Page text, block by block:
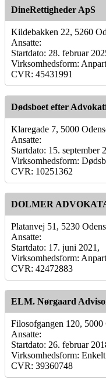
DineRettigheder ApS
Kildebakken 22, 5260
Ansatte:
Startdato: 28. februar
Virksomhedsform:
CVR: 45431991
Dødsboet efter
Klaregade 7, 5000
Ansatte:
Startdato: 15. september
Virksomhedsform:
CVR: 10251362
DOLMER
Platanvej 51, 5230
Ansatte:
Startdato: 17. juni 2021,
Virksomhedsform:
CVR: 42472883
ELM. Nørgaard
Filosofgangen 120, 5000
Ansatte:
Startdato: 26. februar
Virksomhedsform:
CVR: 39360748